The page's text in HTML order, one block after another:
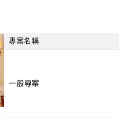
專案名稱
一般專案